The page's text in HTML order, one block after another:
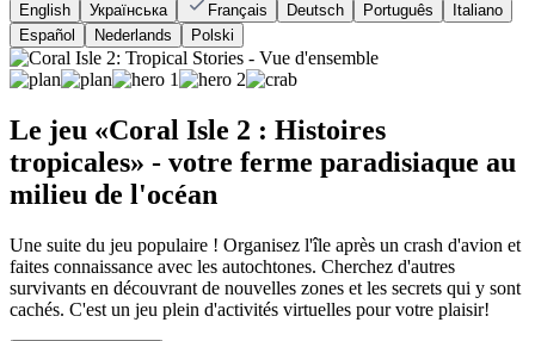
English
Українська Français Deutsch Português
Italiano
Español
Nederlands Polski
Le jeu «Coral Isle 2 : Histoires
tropicales» - votre ferme paradisiaque au
milieu de l'océan
Une suite du jeu populaire ! Organisez l'île après un crash d'avion et
faites connaissance avec les autochtones. Cherchez d'autres
survivants en découvrant de nouvelles zones et les secrets qui y sont
cachés. C'est un jeu plein d'activités virtuelles pour votre plaisir!